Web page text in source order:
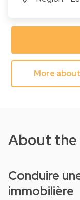
More
About the
Conduire une due diligence
immobilière